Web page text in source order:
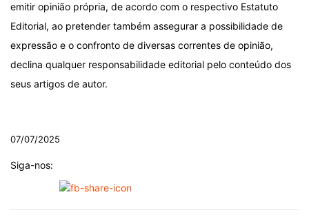
emitir opinião própria, de acordo com o respectivo Estatuto
Editorial, ao pretender também assegurar a possibilidade de
expressão e o confronto de diversas correntes de opinião,
declina qualquer responsabilidade editorial pelo conteúdo dos
seus artigos de autor.
07/07/2025
Siga-nos: